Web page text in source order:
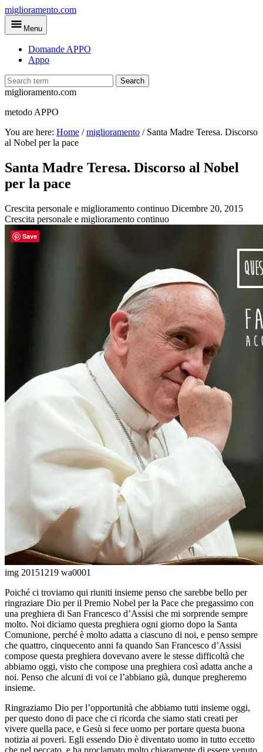
Skip
to
main
miglioramento.com
Menu
Domande APPO
Appo
Search
miglioramento.com
metodo APPO
You are here: Home /miglioramento / Santa Madre Teresa. Discorso
al Nobel per la pace
Santa Madre Teresa. Discorso al Nobel
per la pace
Crescita personale e miglioramento continuo Dicembre 20, 2015
Crescita personale e miglioramento continuo
img 20151219 wa0001
Poiché ci troviamo qui riuniti insieme penso che sarebbe bello per
ringraziare Dio per il Premio Nobel per la Pace che pregassimo con
una preghiera di San Francesco d’Assisi che mi sorprende sempre
molto. Noi diciamo questa preghiera ogni giorno dopo la Santa
Comunione, perché è molto adatta a ciascuno di noi, e penso sempre
che quattro, cinquecento anni fa quando San Francesco d’Assisi
compose questa preghiera dovevano avere le stesse difficoltà che
abbiamo oggi, visto che compose una preghiera così adatta anche a
noi. Penso che alcuni di voi ce l’abbiano già, dunque pregheremo
insieme.
Ringraziamo Dio per l’opportunità che abbiamo tutti insieme oggi,
per questo dono di pace che ci ricorda che siamo stati creati per
vivere quella pace, e Gesù si fece uomo per portare questa buona
notizia ai poveri. Egli essendo Dio è diventato uomo in tutto eccetto
che nel peccato, e ha proclamato molto chiaramente di essere venuto
Save